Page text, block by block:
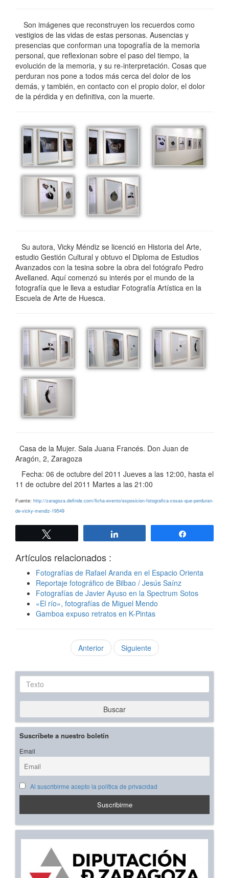
Son imágenes que reconstruyen los recuerdos como
vestigios de las vidas de estas personas. Ausencias y
presencias que conforman una topografía de la memoria
personal, que reflexionan sobre el paso del tiempo, la
evolución de la memoria, y su re-interpretación. Cosas que
perduran nos pone a todos más cerca del dolor de los
demás, y también, en contacto con el propio dolor, el dolor
de la pérdida y en definitiva, con la muerte.
Su autora, Vicky Méndiz se licenció en Historia del Arte,
estudio Gestión Cultural y obtuvo el Diploma de Estudios
Avanzados con la tesina sobre la obra del fotógrafo Pedro
Avellaned. Aquí comenzó su interés por el mundo de la
fotografía que le lleva a estudiar Fotografía Artística en la
Escuela de Arte de Huesca.
Casa de la Mujer. Sala Juana Francés. Don Juan de
Aragón, 2, Zaragoza
Fecha: 06 de octubre del 2011 Jueves a las 12:00, hasta el
11 de octubre del 2011 Martes a las 21:00
Fuente: http://zaragoza.definde.com/ficha-evento/exposicion-fotografica-cosas-que-perduran-
de-vicky-mendiz-19549
Artículos relacionados :
Fotografías de Rafael Aranda en el Espacio Orienta
Reportaje fotográfico de Bilbao / Jesús Saínz
Fotografías de Javier Ayuso en la Spectrum Sotos
«El río», fotografías de Miguel Mendo
Gamboa expuso retratos en K-Pintas
Anterior Siguiente
Texto
Buscar
Suscríbete a nuestro boletín
Email
Al suscribirme acepto la política de privacidad